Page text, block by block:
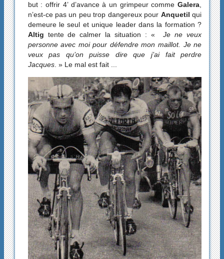
but : offrir 4’ d’avance à un grimpeur commeGalera,
n’est-ce pas un peu trop dangereux pour Anquetil qui
demeure le seul et unique leader dans la formation ?
Altig tente de calmer la situation : «
Je ne veux
personne avec moi pour défendre mon maillot. Je ne
veux pas qu’on puisse dire que j’ai fait perdre
Jacques. » Le mal est fait ...